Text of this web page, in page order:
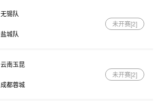
无锡队
盐城队
未开赛[2]
云南玉昆
成都蓉城
未开赛[2]